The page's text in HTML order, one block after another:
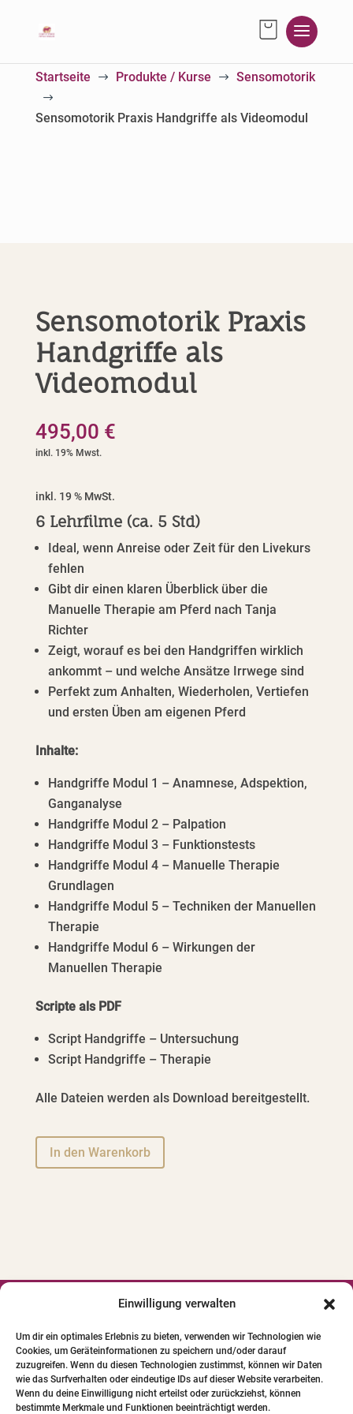
Einwilligung verwalten
Um dir ein optimales Erlebnis zu bieten, verwenden wir Technologien wie
Cookies, um Geräteinformationen zu speichern und/oder darauf
zuzugreifen. Wenn du diesen Technologien zustimmst, können wir Daten
wie das Surfverhalten oder eindeutige IDs auf dieser Website verarbeiten.
Wenn du deine Einwilligung nicht erteilst oder zurückziehst, können
bestimmte Merkmale und Funktionen beeinträchtigt werden.
Startseite $ Produkte / Kurse $ Sensomotorik
$
Sensomotorik Praxis Handgriffe als Videomodul
Sensomotorik Praxis
Handgriffe als
Videomodul
495,00 €
inkl. 19 % MwSt.
6 Lehrfilme (ca. 5 Std)
Ideal, wenn Anreise oder Zeit für den Livekurs
fehlen
Gibt dir einen klaren Überblick über die
Manuelle Therapie am Pferd nach Tanja
Richter
Zeigt, worauf es bei den Handgriffen wirklich
ankommt – und welche Ansätze Irrwege sind
Perfekt zum Anhalten, Wiederholen, Vertiefen
und ersten Üben am eigenen Pferd
Inhalte:
Handgriffe Modul 1 – Anamnese, Adspektion,
Ganganalyse
Handgriffe Modul 2 – Palpation
Handgriffe Modul 3 – Funktionstests
Handgriffe Modul 4 – Manuelle Therapie
Grundlagen
Handgriffe Modul 5 – Techniken der Manuellen
Therapie
Handgriffe Modul 6 – Wirkungen der
Manuellen Therapie
Scripte als PDF
Script Handgriffe – Untersuchung
Script Handgriffe – Therapie
Alle Dateien werden als Download bereitgestellt.
In den Warenkorb
A
t
i
e
:

© 2024 INSTITUT FÜR PFERDE-
PHYSIOTHERAPIE GBR. Alle Bilder und Texte
unterliegen dem Urheberrecht.